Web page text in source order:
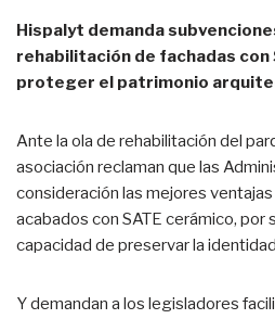
Hispalyt demanda
rehabilitación de fachadas con
proteger el patrimonio
Ante la ola de rehabilitación del
asociación reclaman que las
consideración las mejores
acabados con SATE cerámico, por
capacidad de preservar la
Y demandan a los legisladores